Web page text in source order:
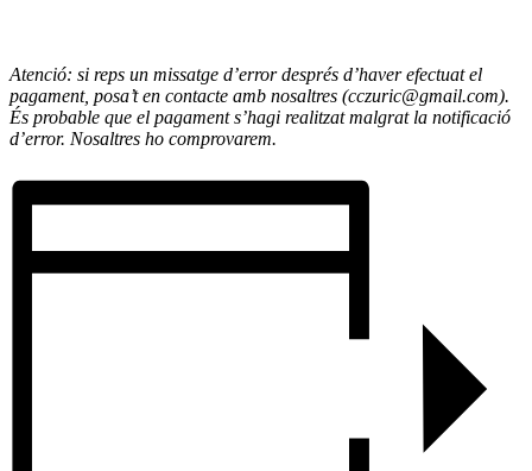
Atenció: si reps un missatge d’error després d’haver efectuat el
pagament, posa’t en contacte amb nosaltres (cczuric@gmail.com).
És probable que el pagament s’hagi realitzat malgrat la notificació
d’error. Nosaltres ho comprovarem.